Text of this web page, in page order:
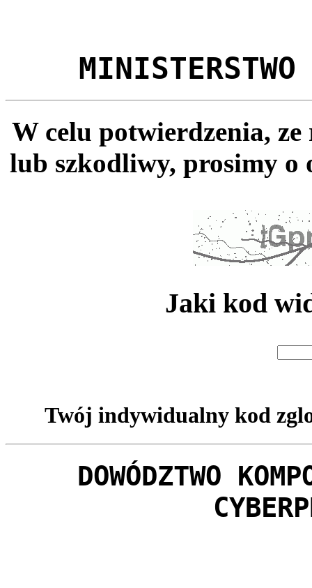
MINISTERSTWO
W celu potwierdzenia,
lub szkodliwy, prosimy o
Jaki kod
Twój indywidualny kod
DOWÓDZTWO